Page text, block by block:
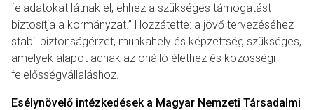
feladatokat látnak el, ehhez a szükséges támogatást
biztosítja a kormányzat.” Hozzátette: a jövő tervezéséhez
stabil biztonságérzet, munkahely és képzettség szükséges,
amelyek alapot adnak az önálló élethez és közösségi
felelősségvállaláshoz.
Esélynövelő intézkedések a Magyar Nemzeti Társadalmi